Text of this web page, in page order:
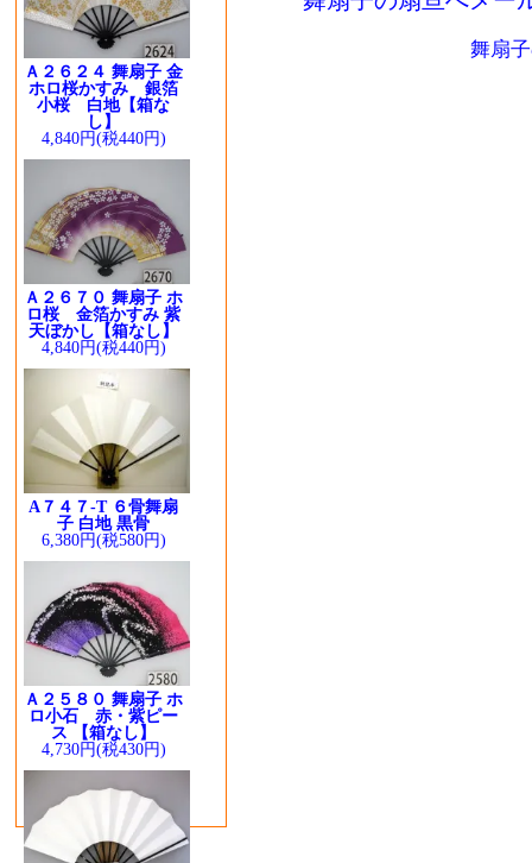
Ａ２６２４ 舞扇子 金
ホロ桜かすみ 銀箔
小桜 白地【箱な
し】
4,840円(税440円)
Ａ２６７０ 舞扇子 ホ
ロ桜 金箔かすみ 紫
天ぼかし【箱なし】
4,840円(税440円)
A７４７-T ６骨舞扇
子 白地 黒骨
6,380円(税580円)
Ａ２５８０ 舞扇子 ホ
ロ小石 赤・紫ピー
ス 【箱なし】
4,730円(税430円)
舞扇